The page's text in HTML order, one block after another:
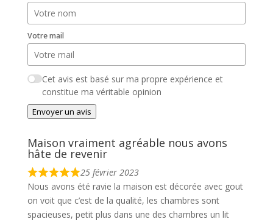
Votre mail
Cet avis est basé sur ma propre expérience et
constitue ma véritable opinion
Envoyer un avis
Maison vraiment agréable nous avons
hâte de revenir
25 février 2023
Nous avons été ravie la maison est décorée avec gout
on voit que c’est de la qualité, les chambres sont
spacieuses, petit plus dans une des chambres un lit